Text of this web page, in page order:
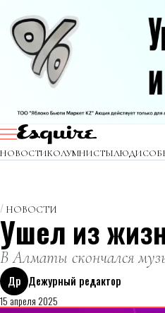
НОВОСТИКОЛУМНИСТЫЛЮДИ
НОВОСТИ
Ушел из
В Алматы скончался
Др Дежурный редактор
15 апреля 2025